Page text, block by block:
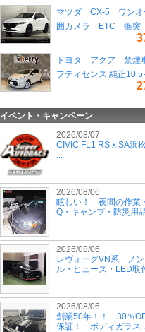
マツダ CX-5 ワンオ
囲カメラ ETC 衝突（
トヨタ アクア 禁煙
フティセンス 純正10.5
イベント・キャンペーン
2026/08/07
CIVIC FL1 RS x SA浜
...
2026/08/06
眩しい！ 夜間の作業
Q・キャンプ・防災用
2026/08/06
レヴォーグVN系 ノン
ル・ヒューズ・LED
2026/08/06
創業50年！！ 30％
保証！ ボディガラス